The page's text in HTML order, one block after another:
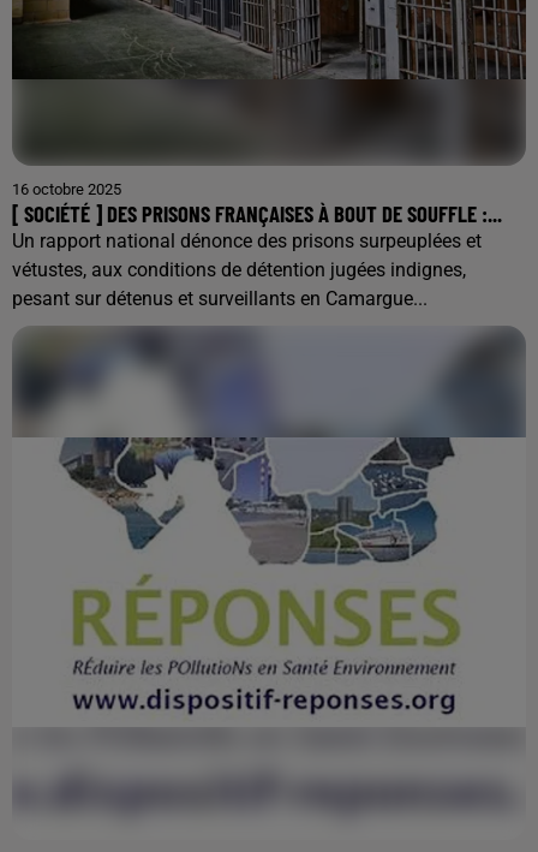
16 octobre 2025
[ SOCIÉTÉ ] DES PRISONS FRANÇAISES À BOUT DE SOUFFLE :...
Un rapport national dénonce des prisons surpeuplées et
vétustes, aux conditions de détention jugées indignes,
pesant sur détenus et surveillants en Camargue...